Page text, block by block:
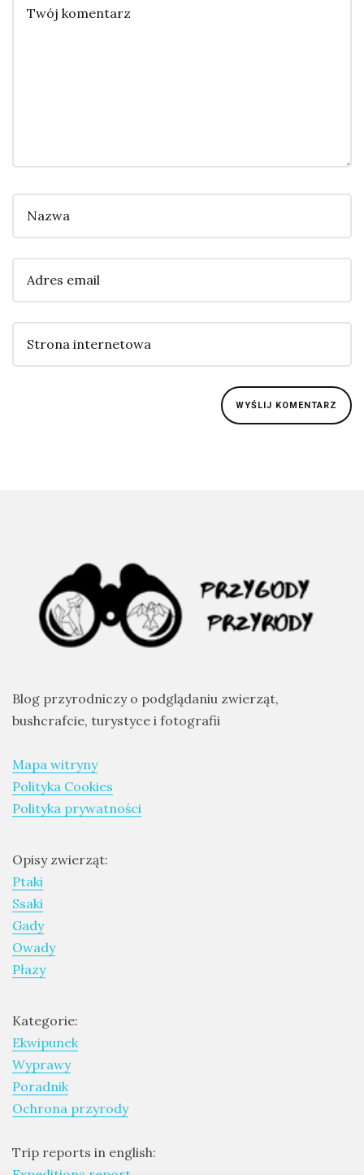
Blog przyrodniczy o podglądaniu zwierząt,
bushcrafcie, turystyce i fotografii
Mapa witryny
Polityka Cookies
Polityka prywatności
Opisy zwierząt:
Ptaki
Ssaki
Gady
Owady
Płazy
Kategorie:
Ekwipunek
Wyprawy
Poradnik
Ochrona przyrody
Trip reports in english: